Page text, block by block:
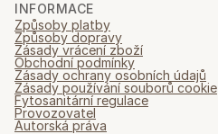
INFORMACE
Způsoby platby
Způsoby dopravy
Zásady vrácení zboží
Obchodní podmínky
Zásady ochrany osobních údajů
Zásady používání souborů cookie
Fytosanitární regulace
Provozovatel
Autorská práva